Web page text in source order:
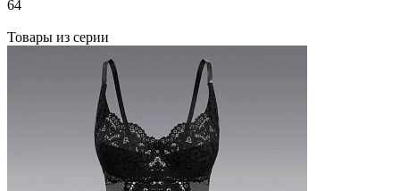
64
Товары из серии